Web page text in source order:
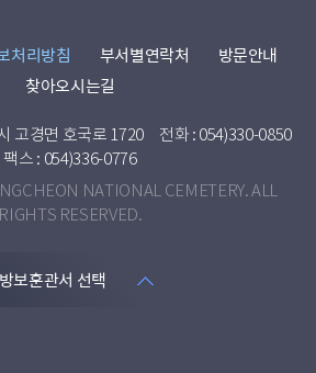
처리방침 부서별연락처
방문안내
찾아오시는길
고경면 호국로 1720
전화 : 054)330-0850
팩스 : 054)336-0776
NATIONAL CEMETERY. ALL
RIGHTS RESERVED.
보훈관서 선택